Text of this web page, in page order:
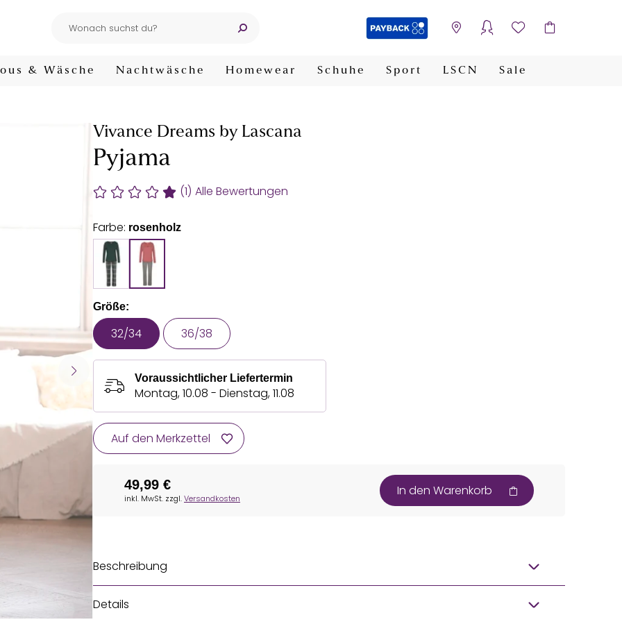
& Wäsche Nachtwäsche Homewear Schuhe Sport LSCN Sale
Vivance Dreams by Lascana
Pyjama
(1) Alle Bewertungen
Farbe: rosenholz
Größe:
32/34 36/38
Voraussichtlicher Liefertermin
Montag, 10.08 - Dienstag, 11.08
Auf den Merkzettel
49,99 €
inkl. MwSt. zzgl.Versandkosten In den Warenkorb
Beschreibung
Details